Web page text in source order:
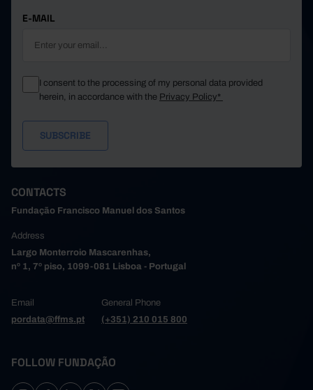
E-MAIL
I consent to the processing of my personal data provided
herein, in accordance with the Privacy Policy*
CONTACTS
Fundação Francisco Manuel dos Santos
Address
Largo Monterroio Mascarenhas,
nº 1, 7º piso, 1099-081 Lisboa - Portugal
Email
pordata@ffms.pt
General Phone
(+351) 210 015 800
FOLLOW FUNDAÇÃO